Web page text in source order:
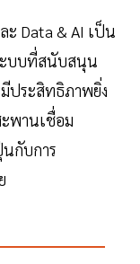
Data & AI เป็น
ะบบที่สนับสนุน
ประสิทธิภาพยิ่ง
พานเชื่อม
กับการ